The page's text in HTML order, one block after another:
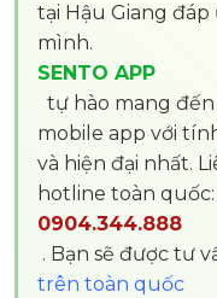
tại Hậu Giang
mình.
SENTO APP
tự hào mang
mobile app với
và hiện đại nhất.
hotline toàn quốc:
0904.344.888
. Bạn sẽ được tư
trên toàn quốc